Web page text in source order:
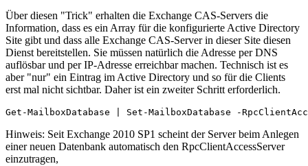
Über diesen "Trick" erhalten die Exchange CAS-Servers die
Information, dass es ein Array für die konfigurierte Active Directory
Site gibt und dass alle Exchange CAS-Server in dieser Site diesen
Dienst bereitstellen. Sie müssen natürlich die Adresse per DNS
auflösbar und per IP-Adresse erreichbar machen. Technisch ist es
aber "nur" ein Eintrag im Active Directory und so für die Clients
erst mal nicht sichtbar. Daher ist ein zweiter Schritt erforderlich.
Get-MailboxDatabase | Set-MailboxDatabase -
Hinweis: Seit Exchange 2010 SP1 scheint der Server beim Anlegen
einer neuen Datenbank automatisch den RpcClientAccessServer
einzutragen,